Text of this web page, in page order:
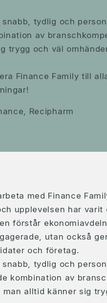
tydlig och
av
trygg och väl
Finance Family till
Recipharm
med Finance
upplevelsen har
förstår
utan också
och företag.
tydlig och
kombination av
alltid känner sig